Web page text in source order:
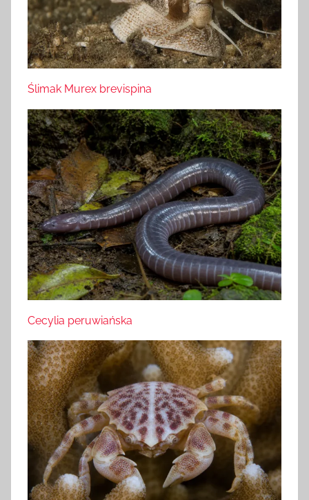
Ślimak Murex brevispina
Cecylia peruwiańska